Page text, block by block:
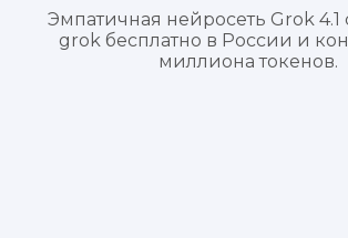
Эмпатичная нейросеть Grok 4.1
grok бесплатно в России и
миллиона токенов.